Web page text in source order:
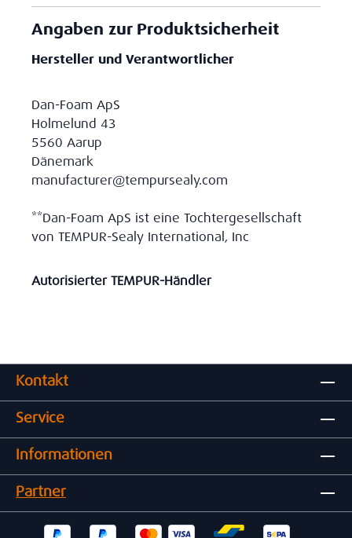
Angaben zur Produktsicherheit
Hersteller und Verantwortlicher
Dan-Foam ApS
Holmelund 43
5560 Aarup
Dänemark
manufacturer@tempursealy.com
**Dan-Foam ApS ist eine Tochtergesellschaft
von TEMPUR-Sealy International, Inc
Autorisierter TEMPUR-Händler
Kontakt
Service
Informationen
Partner